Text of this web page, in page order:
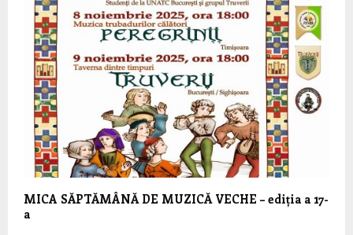
MICA SĂPTĂMÂNĂ DE MUZICĂ VECHE – ediția a 17-
a